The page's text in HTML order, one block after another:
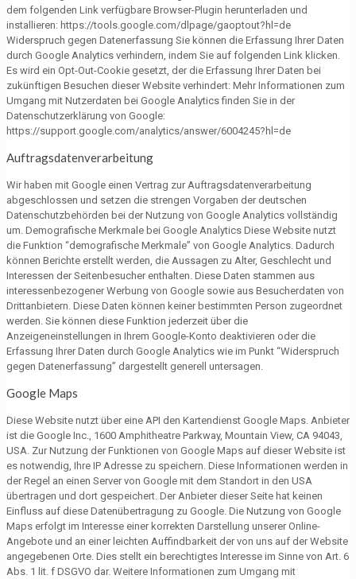
dem folgenden Link verfügbare Browser-Plugin herunterladen und
installieren: https://tools.google.com/dlpage/gaoptout?hl=de
Widerspruch gegen Datenerfassung Sie können die Erfassung Ihrer Daten
durch Google Analytics verhindern, indem Sie auf folgenden Link klicken.
Es wird ein Opt-Out-Cookie gesetzt, der die Erfassung Ihrer Daten bei
zukünftigen Besuchen dieser Website verhindert: Mehr Informationen zum
Umgang mit Nutzerdaten bei Google Analytics finden Sie in der
Datenschutzerklärung von Google:
https://support.google.com/analytics/answer/6004245?hl=de
Auftragsdatenverarbeitung
Wir haben mit Google einen Vertrag zur Auftragsdatenverarbeitung
abgeschlossen und setzen die strengen Vorgaben der deutschen
Datenschutzbehörden bei der Nutzung von Google Analytics vollständig
um. Demografische Merkmale bei Google Analytics Diese Website nutzt
die Funktion “demografische Merkmale” von Google Analytics. Dadurch
können Berichte erstellt werden, die Aussagen zu Alter, Geschlecht und
Interessen der Seitenbesucher enthalten. Diese Daten stammen aus
interessenbezogener Werbung von Google sowie aus Besucherdaten von
Drittanbietern. Diese Daten können keiner bestimmten Person zugeordnet
werden. Sie können diese Funktion jederzeit über die
Anzeigeneinstellungen in Ihrem Google-Konto deaktivieren oder die
Erfassung Ihrer Daten durch Google Analytics wie im Punkt “Widerspruch
gegen Datenerfassung” dargestellt generell untersagen.
Google Maps
Diese Website nutzt über eine API den Kartendienst Google Maps. Anbieter
ist die Google Inc., 1600 Amphitheatre Parkway, Mountain View, CA 94043,
USA. Zur Nutzung der Funktionen von Google Maps auf dieser Website ist
es notwendig, Ihre IP Adresse zu speichern. Diese Informationen werden in
der Regel an einen Server von Google mit dem Standort in den USA
übertragen und dort gespeichert. Der Anbieter dieser Seite hat keinen
Einfluss auf diese Datenübertragung zu Google. Die Nutzung von Google
Maps erfolgt im Interesse einer korrekten Darstellung unserer Online-
Angebote und an einer leichten Auffindbarkeit der von uns auf der Website
angegebenen Orte. Dies stellt ein berechtigtes Interesse im Sinne von Art. 6
Abs. 1 lit. f DSGVO dar. Weitere Informationen zum Umgang mit